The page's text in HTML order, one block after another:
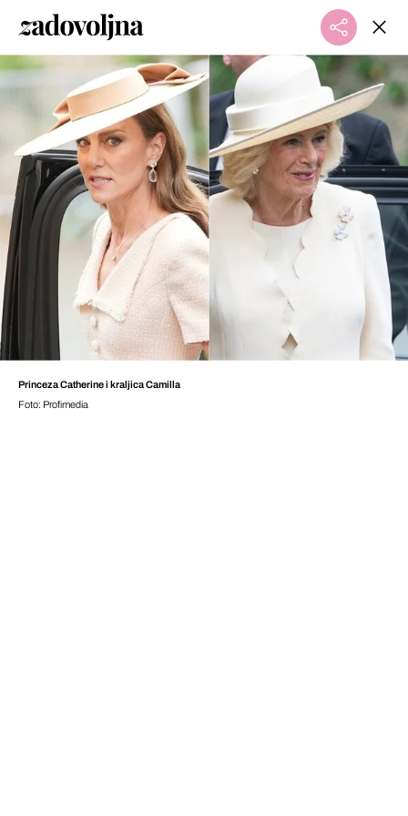
Princeza Catherine i kraljica Camilla
Foto: Profimedia